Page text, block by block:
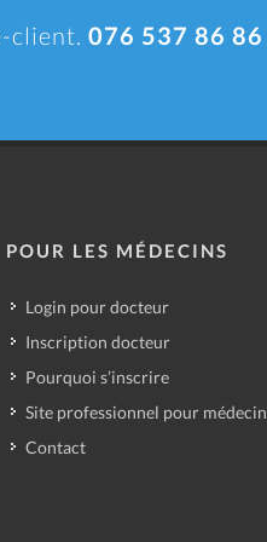
client. 076 537 86 86
POUR LES MÉDECINS
Login pour docteur
Inscription docteur
Pourquoi s’inscrire
Site professionnel pour médecin
Contact